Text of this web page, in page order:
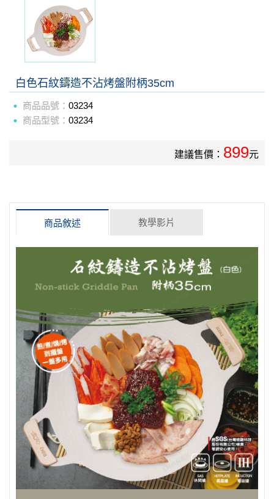
白色石紋鑄造不沾烤盤附柄35cm
商品品號： 03234
商品型號： 03234
建議售價： 899元
商品敘述 教學影片